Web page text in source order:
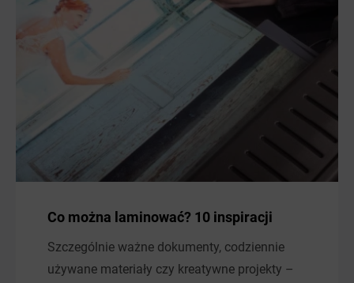
Co można laminować? 10 inspiracji
Szczególnie ważne dokumenty, codziennie
używane materiały czy kreatywne projekty –